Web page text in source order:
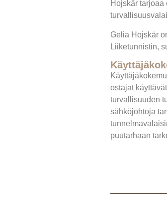
Hojskär
Gelia Hojskär
Liiketunnistin,
ostajat
turvallisuuden
sähköjohtoja
puutarhaan